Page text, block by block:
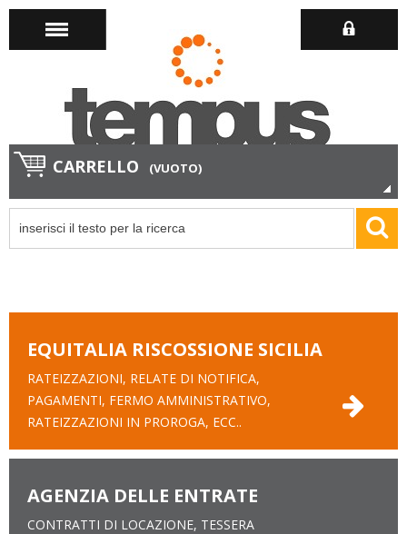
EQUITALIA RISCOSSIONE SICILIA
RATEIZZAZIONI, RELATE DI NOTIFICA,
PAGAMENTI, FERMO AMMINISTRATIVO,
RATEIZZAZIONI IN PROROGA, ECC..
AGENZIA DELLE ENTRATE
CONTRATTI DI LOCAZIONE, TESSERA
CARRELLO (VUOTO)